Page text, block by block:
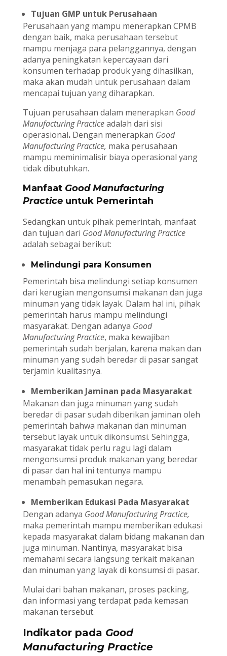
Tujuan GMP untuk Perusahaan
Perusahaan yang mampu menerapkan CPMB
dengan baik, maka perusahaan tersebut
mampu menjaga para pelanggannya, dengan
adanya peningkatan kepercayaan dari
konsumen terhadap produk yang dihasilkan,
maka akan mudah untuk perusahaan dalam
mencapai tujuan yang diharapkan.
Tujuan perusahaan dalam menerapkan Good
Manufacturing Practiceadalah dari sisi
operasional. Dengan menerapkan Good
Manufacturing Practice, maka perusahaan
mampu meminimalisir biaya operasional yang
tidak dibutuhkan.
Manfaat Good Manufacturing
Practice untuk Pemerintah
Sedangkan untuk pihak pemerintah, manfaat
dan tujuan dari Good Manufacturing Practice
adalah sebagai berikut:
Melindungi para Konsumen
Pemerintah bisa melindungi setiap konsumen
dari kerugian mengonsumsi makanan dan juga
minuman yang tidak layak. Dalam hal ini, pihak
pemerintah harus mampu melindungi
masyarakat. Dengan adanya Good
Manufacturing Practice, maka kewajiban
pemerintah sudah berjalan, karena makan dan
minuman yang sudah beredar di pasar sangat
terjamin kualitasnya.
Memberikan Jaminan pada Masyarakat
Makanan dan juga minuman yang sudah
beredar di pasar sudah diberikan jaminan oleh
pemerintah bahwa makanan dan minuman
tersebut layak untuk dikonsumsi. Sehingga,
masyarakat tidak perlu ragu lagi dalam
mengonsumsi produk makanan yang beredar
di pasar dan hal ini tentunya mampu
menambah pemasukan negara.
Memberikan Edukasi Pada Masyarakat
Dengan adanya Good Manufacturing Practice,
maka pemerintah mampu memberikan edukasi
kepada masyarakat dalam bidang makanan dan
juga minuman. Nantinya, masyarakat bisa
memahami secara langsung terkait makanan
dan minuman yang layak di konsumsi di pasar.
Mulai dari bahan makanan, proses packing,
dan informasi yang terdapat pada kemasan
makanan tersebut.
Indikator pada Good
Manufacturing Practice